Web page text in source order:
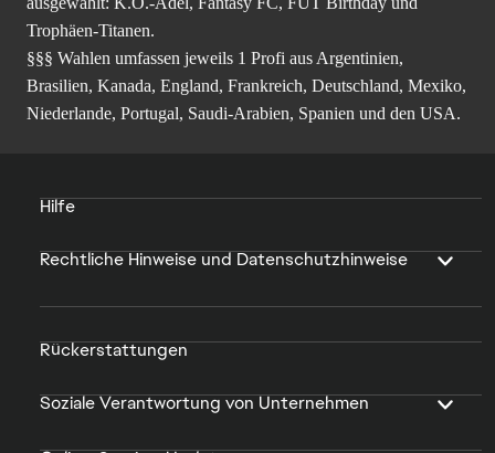
Trophäen-Titanen.
§§§ Wahlen umfassen jeweils 1 Profi aus Argentinien,
Brasilien, Kanada, England, Frankreich, Deutschland, Mexiko,
Niederlande, Portugal, Saudi-Arabien, Spanien und den USA.
Hilfe
Rechtliche Hinweise und Datenschutzhinweise
Rückerstattungen
Soziale Verantwortung von Unternehmen